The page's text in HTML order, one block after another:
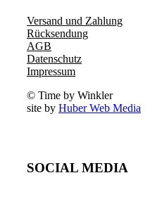
Versand und Zahlung
Rücksendung
AGB
Datenschutz
Impressum
© Time by Winkler
site by Huber Web Media
SOCIAL MEDIA